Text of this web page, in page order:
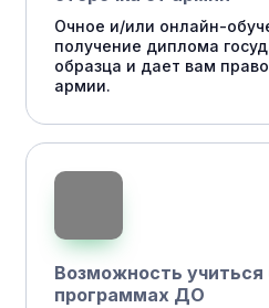
Очное и/или онлайн-
получение диплома
образца и дает вам
армии.
Возможность учиться
программах ДО